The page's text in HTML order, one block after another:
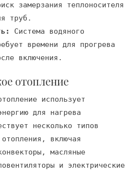
замерзания теплоносителя
труб.
Система водяного
времени для прогрева
включения.
отопление
использует
для нагрева
несколько типов
включая
масляные
и электрические